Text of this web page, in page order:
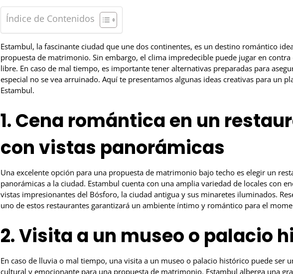
Índice de Contenidos
Estambul, la fascinante ciudad que une dos continentes, es un destino romántico
propuesta de matrimonio. Sin embargo, el clima impredecible puede jugar en contra
libre. En caso de mal tiempo, es importante tener alternativas preparadas para
especial no se vea arruinado. Aquí te presentamos algunas ideas creativas para un
Estambul.
1. Cena romántica en un
con vistas panorámicas
Una excelente opción para una propuesta de matrimonio bajo techo es elegir un
panorámicas a la ciudad. Estambul cuenta con una amplia variedad de locales con
vistas impresionantes del Bósforo, la ciudad antigua y sus minaretes iluminados.
uno de estos restaurantes garantizará un ambiente íntimo y romántico para el
2. Visita a un museo o palacio
En caso de lluvia o mal tiempo, una visita a un museo o palacio histórico puede ser
cultural y emocionante para una propuesta de matrimonio. Estambul alberga una